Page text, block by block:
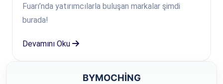
Fuarı’nda yatırımcılarla buluşan markalar şimdi
burada!
Devamını Oku
BYMOCHİNG